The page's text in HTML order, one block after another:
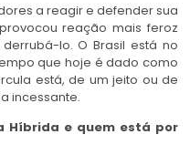
a reagir e defender sua
reação mais feroz
lo. O Brasil está no
que hoje é dado como
está, de um jeito ou de
incessante.
Híbrida e quem está por